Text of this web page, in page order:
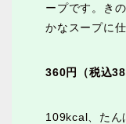
ープです。き
かなスープに
360円（税込
109kcal、たん